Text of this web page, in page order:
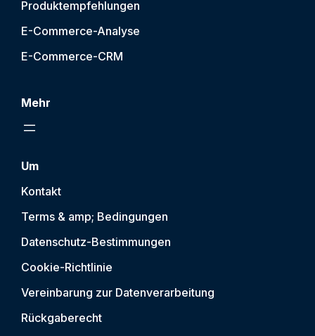
Produktempfehlungen
E-Commerce-Analyse
E-Commerce-CRM
Mehr
Um
Kontakt
Terms & amp; Bedingungen
Datenschutz-Bestimmungen
Cookie-Richtlinie
Vereinbarung zur Datenverarbeitung
Rückgaberecht